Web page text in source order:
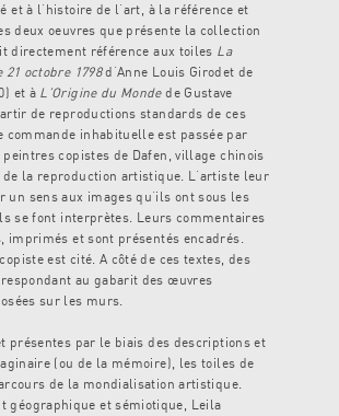
et à l’histoire de l’art, à la référence et
deux oeuvres que présente la collection
directement référence aux toiles La
21 octobre 1798d’Anne Louis Girodet de
et à L’Origine du Mondede Gustave
de reproductions standards de ces
commande inhabituelle est passée par
peintres copistes de Dafen, village chinois
la reproduction artistique. L’artiste leur
un sens aux images qu’ils ont sous les
se font interprètes. Leurs commentaires
imprimés et sont présentés encadrés.
est cité. A côté de ces textes, des
au gabarit des œuvres
sur les murs.
présentes par le biais des descriptions et
(ou de la mémoire), les toiles de
de la mondialisation artistique.
géographique et sémiotique, Leila